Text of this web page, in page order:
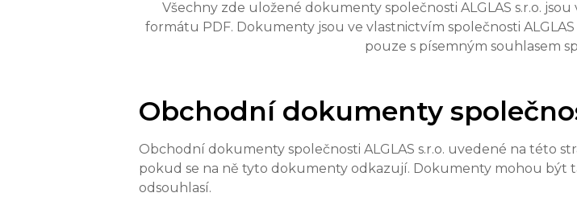
Všechny zde uložené dokumenty společnosti ALGLAS s.r.o.
formátu PDF. Dokumenty jsou ve vlastnictvím společnosti
pouze s písemným souhlasem
Obchodní dokumenty
Obchodní dokumenty společnosti ALGLAS s.r.o. uvedené na této
pokud se na ně tyto dokumenty odkazují. Dokumenty mohou být
odsouhlasí.